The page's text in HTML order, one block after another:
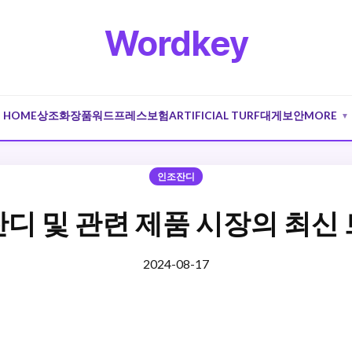
Wordkey
HOME상조화장품워드프레스보험ARTIFICIAL TURF대게 보안MORE ▼
인조잔디
및 관련 제품 시장의 최신
2024-08-17